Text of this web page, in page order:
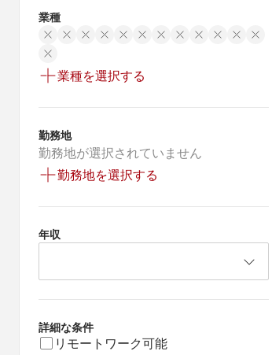
業種
業種を選択する
勤務地
勤務地が選択されていません
勤務地を選択する
年収
詳細な条件
リモートワーク可能